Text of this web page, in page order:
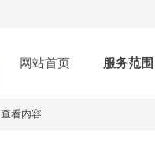
网站首页 服务范围
查看内容